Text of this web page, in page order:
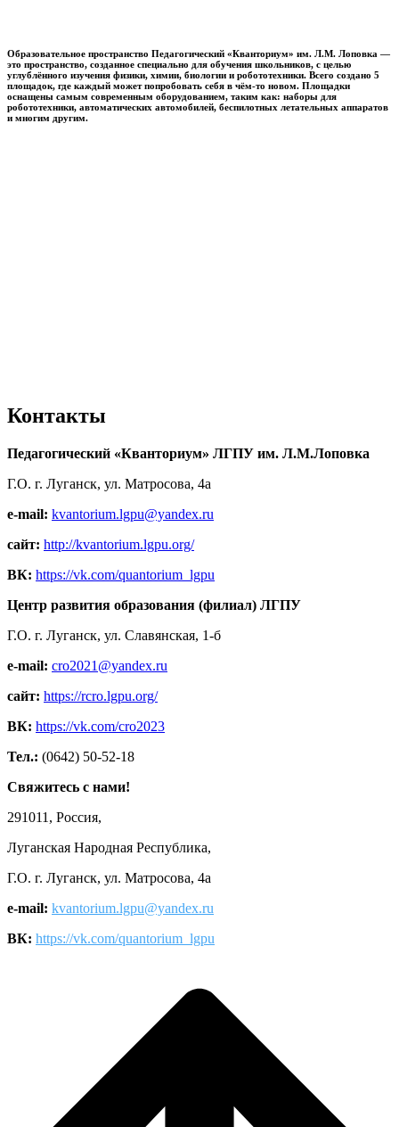
Образовательное пространство Педагогический «Кванториум» им. Л.М. Лоповка —
это пространство, созданное специально для обучения школьников, с целью
углублённого изучения физики, химии, биологии и робототехники. Всего создано 5
площадок, где каждый может попробовать себя в чём-то новом. Площадки
оснащены самым современным оборудованием, таким как: наборы для
робототехники, автоматических автомобилей, беспилотных летательных аппаратов
и многим другим.
Контакты
Педагогический «Кванториум» ЛГПУ им. Л.М.Лоповка
Г.О. г. Луганск, ул. Матросова, 4а
e-mail: kvantorium.lgpu@yandex.ru
сайт: http://kvantorium.lgpu.org/
ВК: https://vk.com/quantorium_lgpu
Центр развития образования (филиал) ЛГПУ
Г.О. г. Луганск, ул. Славянская, 1-б
e-mail: cro2021@yandex.ru
сайт: https://rcro.lgpu.org/
ВК: https://vk.com/cro2023
Тел.: (0642) 50-52-18
Свяжитесь с нами!
291011, Россия,
Луганская Народная Республика,
Г.О. г. Луганск, ул. Матросова, 4а
e-mail: kvantorium.lgpu@yandex.ru
ВК: https://vk.com/quantorium_lgpu